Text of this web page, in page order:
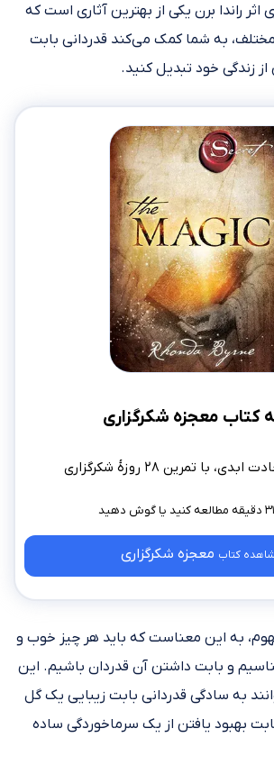
اثر راندا برن یکی از بهترین آثاری است که
به شما کمک می‌کند قدردانی بابت
زندگی خود تبدیل کنید.
کتاب معجزه شکرگزاری
با تمرین ۲۸ روزهٔ شکرگزاری
کتاب معجزه شکرگزاری
به این معناست که باید هر چیز خوب و
و بابت داشتن آن قدردان باشیم. این
به سادگی قدردانی بابت زیبایی یک گل
بهبود یافتن از یک سرماخوردگی ساده